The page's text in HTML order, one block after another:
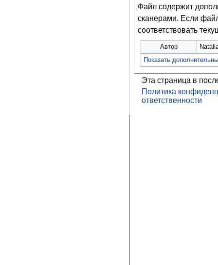
Файл содержит
сканерами. Если
соответствовать
Автор
Показать
Эта страница в
Политика
ответственности